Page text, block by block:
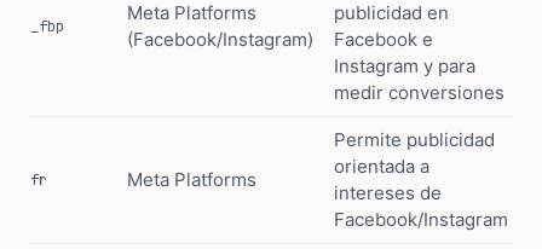
_fbp
Meta Platforms
(Facebook/Instagram)
publicidad en
Facebook e
Instagram y para
medir conversiones
fr Meta Platforms
Permite publicidad
orientada a
intereses de
Facebook/Instagram